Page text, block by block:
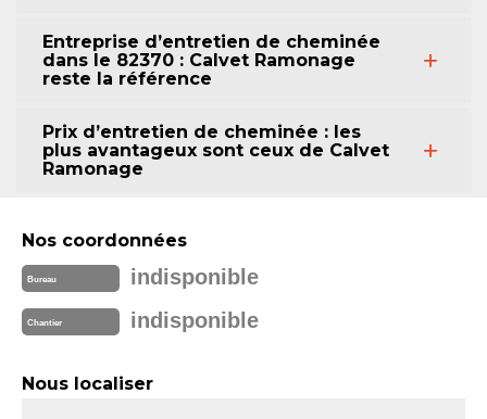
Entreprise d’entretien de cheminée
dans le 82370 : Calvet Ramonage
reste la référence
Prix d’entretien de cheminée : les
plus avantageux sont ceux de Calvet
Ramonage
Nos coordonnées
Bureau indisponible
Chantier indisponible
Nous localiser